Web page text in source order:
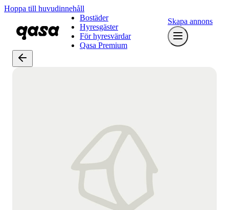
Hoppa till huvudinnehåll
Bostäder
Hyresgäster
För hyresvärdar
Qasa Premium
Skapa annons